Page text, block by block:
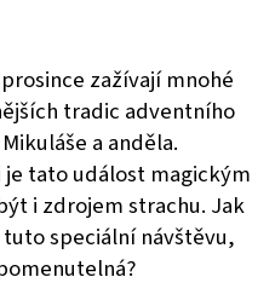
zažívají mnohé
tradic adventního
a anděla.
tato událost magickým
i zdrojem strachu. Jak
speciální návštěvu,